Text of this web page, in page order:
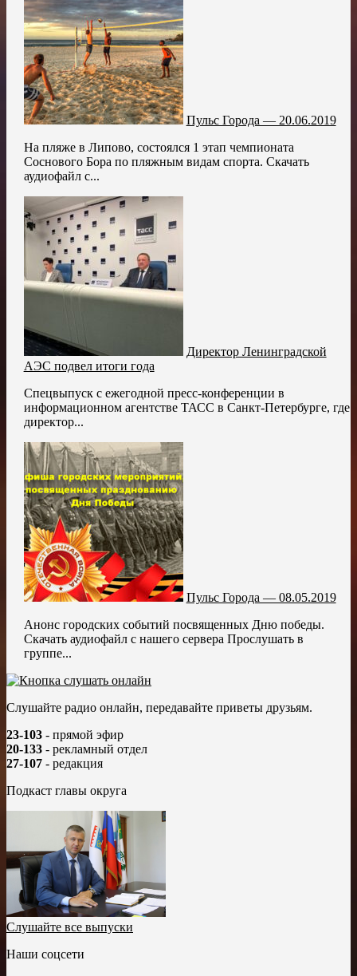
Пульс Города — 20.06.2019
На пляже в Липово, состоялся 1 этап чемпионата
Соснового Бора по пляжным видам спорта. Скачать
аудиофайл с...
Директор Ленинградской
АЭС подвел итоги года
Спецвыпуск с ежегодной пресс-конференции в
информационном агентстве ТАСС в Санкт-Петербурге, где
директор...
Пульс Города — 08.05.2019
Анонс городских событий посвященных Дню победы.
Скачать аудиофайл с нашего сервера Прослушать в
группе...
Слушайте радио онлайн, передавайте приветы друзьям.
23-103 - прямой эфир
20-133 - рекламный отдел
27-107 - редакция
Подкаст главы округа
Слушайте все выпуски
Наши соцсети